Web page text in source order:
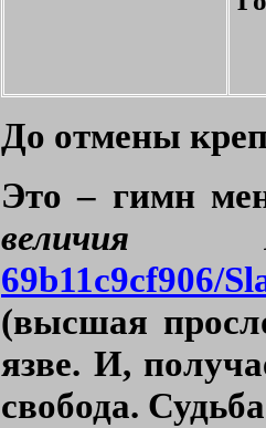
До отмены
Это – гимн
величия
69b11c9cf906/
(высшая
язве. И,
свобода.